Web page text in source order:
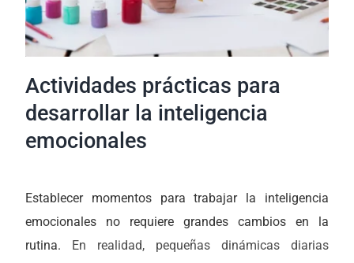
Actividades prácticas para
desarrollar la inteligencia
emocionales
Establecer momentos para trabajar la inteligencia
emocionales no requiere grandes cambios en la
rutina. En realidad, pequeñas dinámicas diarias